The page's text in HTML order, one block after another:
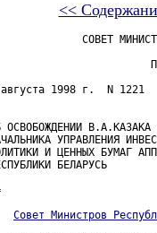
<<
СОВЕТ
августа 1998 г.  N
ОСВОБОЖДЕНИИ В.А.КАЗАКА
УПРАВЛЕНИЯ
И ЦЕННЫХ БУМАГ
БЕЛАРУСЬ
Совет Министров